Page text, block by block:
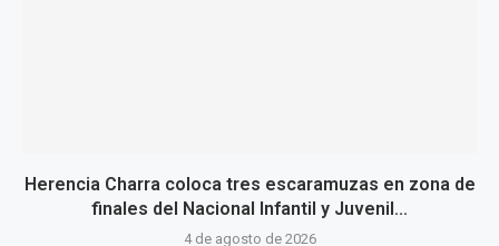
Herencia Charra coloca tres escaramuzas en zona de
finales del Nacional Infantil y Juvenil...
4 de agosto de 2026